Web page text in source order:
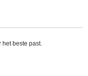
het beste past.